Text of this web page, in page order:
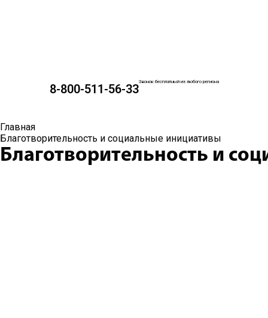
8-800-511-56-33
Звонок бесплатный из любого региона
Главная
Благотворительность и социальные инициативы
Благотворительность и